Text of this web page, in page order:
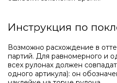
Инструкция по
Возможно расхождение в
партий. Для равномерного и
всех рулонах должен
одного артикула): он